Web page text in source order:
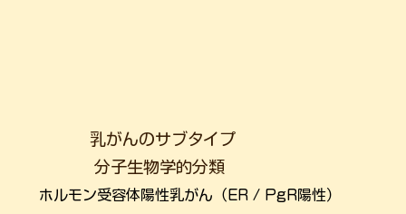
乳がんのサブタイプ
分子生物学的分類
ホルモン受容体陽性乳がん（ER / PgR陽性）